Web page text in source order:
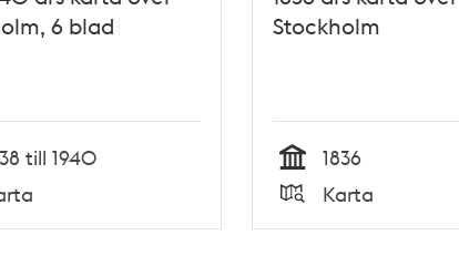
6 blad
till 1940
Stockholm
Tid
1836
Karta